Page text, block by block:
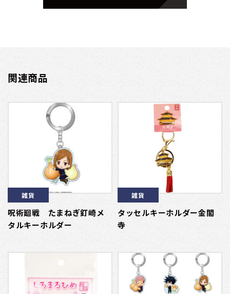
関連商品
雑貨
呪術廻戦 たまねぎ釘崎メ
タルキーホルダー
雑貨
タッセルキーホルダー金閣
寺